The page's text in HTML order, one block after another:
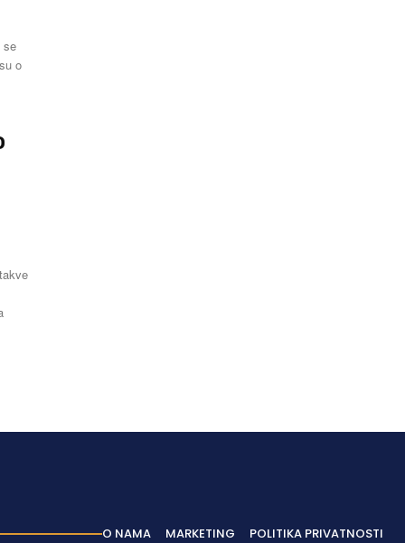
se
O NAMA MARKETING POLITIKA PRIVATNOSTI